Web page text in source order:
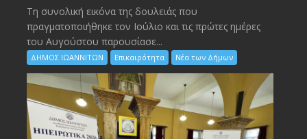
Τη συνολική εικόνα της δουλειάς που
πραγματοποιήθηκε τον Ιούλιο και τις πρώτες ημέρες
του Αυγούστου παρουσίασε...
ΔΗΜΟΣ ΙΩΑΝΝΙΤΩΝ Επικαιρότητα Νέα των Δήμων